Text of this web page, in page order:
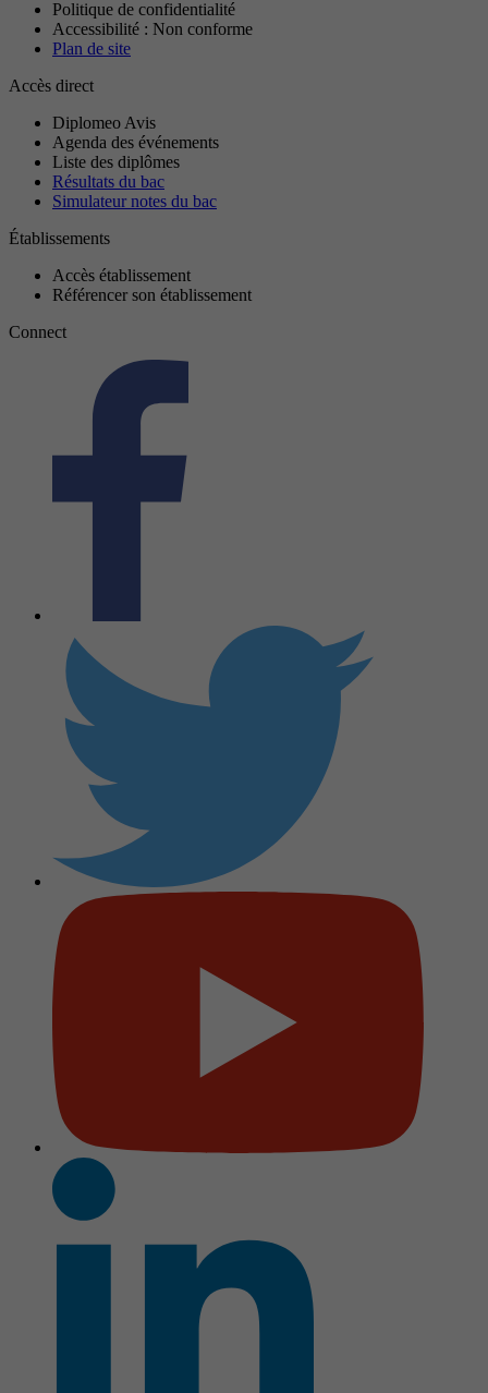
Politique de confidentialité
Accessibilité : Non conforme
Plan de site
Accès direct
Diplomeo Avis
Agenda des événements
Liste des diplômes
Résultats du bac
Simulateur notes du bac
Établissements
Accès établissement
Référencer son établissement
Connect